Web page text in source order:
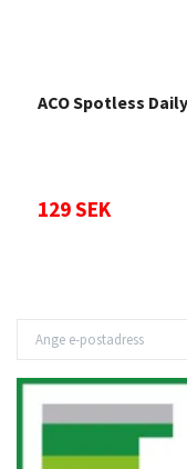
ACO Spotless
129 SEK